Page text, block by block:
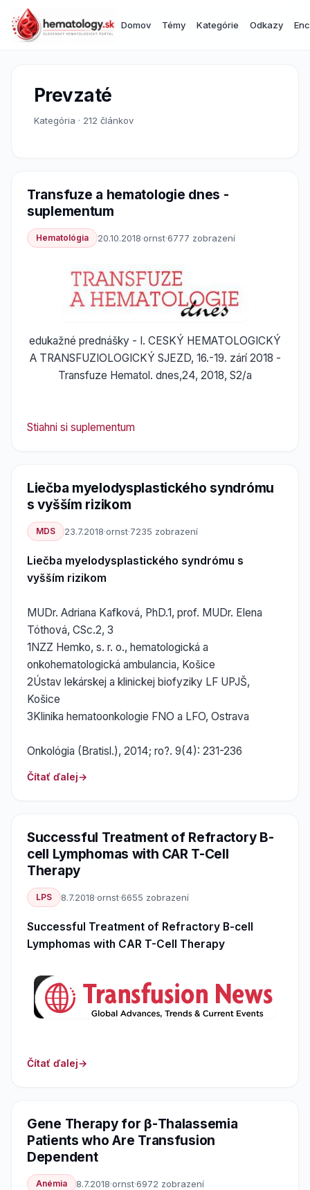
Domov Témy Kategórie Odkazy
Prevzaté
Kategória · 212 článkov
Transfuze a hematologie dnes -
suplementum
Hematológia 20.10.2018·ornst·6777 zobrazení
edukažné prednášky - I. CESKÝ HEMATOLOGICKÝ
A TRANSFUZIOLOGICKÝ SJEZD, 16.-19. zárí 2018 -
Transfuze Hematol. dnes,24, 2018, S2/a
Stiahni si suplementum
Liečba myelodysplastického syndrómu
s vyšším rizikom
MDS 23.7.2018·ornst·7235 zobrazení
Liečba myelodysplastického syndrómu s
vyšším rizikom
MUDr. Adriana Kafková, PhD.1, prof. MUDr. Elena
Tóthová, CSc.2, 3
1NZZ Hemko, s. r. o., hematologická a
onkohematologická ambulancia, Košice
2Ústav lekárskej a klinickej biofyziky LF UPJŠ,
Košice
3Klinika hematoonkologie FNO a LFO, Ostrava
Onkológia (Bratisl.), 2014; ro?. 9(4): 231-236
Čítať ďalej
Successful Treatment of Refractory B-
cell Lymphomas with CAR T-Cell
Therapy
LPS 8.7.2018·ornst·6655 zobrazení
Successful Treatment of Refractory B-cell
Lymphomas with CAR T-Cell Therapy
Čítať ďalej
Gene Therapy for β-Thalassemia
Patients who Are Transfusion
Dependent
Anémia 8.7.2018·ornst·6972 zobrazení